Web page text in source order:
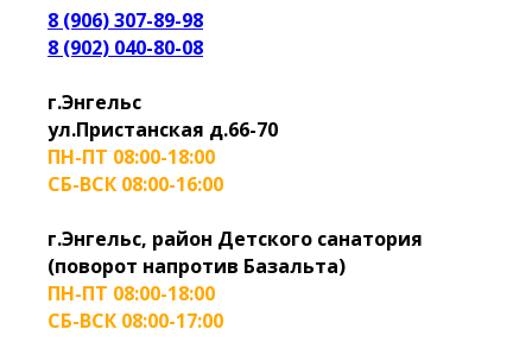
8 (906) 307-89-98
8 (902) 040-80-08
г.Энгельс
ул.Пристанская д.66-70
ПН-ПТ 08:00-18:00
СБ-ВСК 08:00-16:00
г.Энгельс, район Детского санатория
(поворот напротив Базальта)
ПН-ПТ 08:00-18:00
СБ-ВСК 08:00-17:00